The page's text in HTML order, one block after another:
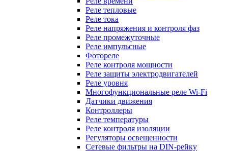
Реле тепловые
Реле тока
Реле напряжения и контроля фаз
Реле промежуточные
Реле импульсные
Фотореле
Реле контроля мощности
Реле защиты электродвигателей
Реле уровня
Многофункциональные реле Wi-Fi
Датчики движения
Контроллеры
Реле температуры
Реле контроля изоляции
Регуляторы освещенности
Сетевые фильтры на DIN-рейку